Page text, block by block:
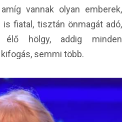
vannak olyan emberek,
fiatal, tisztán önmagát adó,
hölgy, addig minden
semmi több.